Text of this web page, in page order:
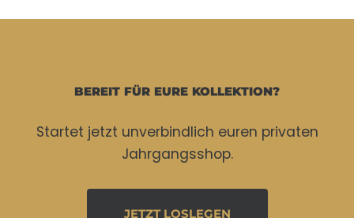
BEREIT FÜR EURE KOLLEKTION?
Startet jetzt unverbindlich euren privaten
Jahrgangsshop.
JETZT LOSLEGEN